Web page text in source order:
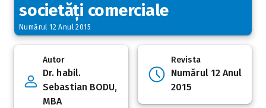
societăți comerciale
Numărul 12 Anul 2015
Autor
Dr. habil.
Sebastian BODU,
MBA
Revista
Numărul 12 Anul
2015